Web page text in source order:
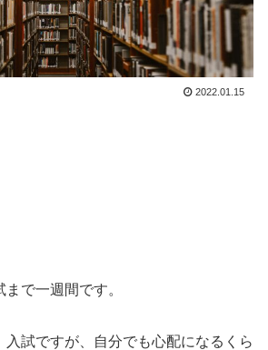
2022.01.15
で一週間です。
入試ですが、自分でも心配になるくら